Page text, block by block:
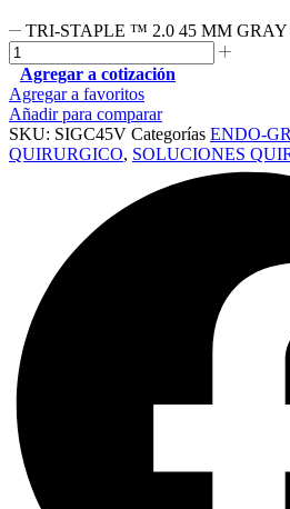
TRI-STAPLE ™ 2.0 45 MM GRAY
Agregar a cotización
Agregar a favoritos
Añadir para comparar
SKU: SIGC45V Categorías ENDO-
QUIRURGICO, SOLUCIONES